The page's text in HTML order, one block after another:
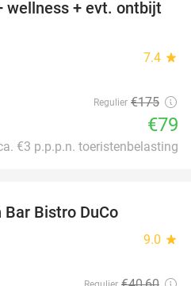
55%
wellness + evt. ontbijt
7.4 star
Regulier €175
€79
€3 p.p.p.n. toeristenbelasting
Bistro DuCo
9.0 star